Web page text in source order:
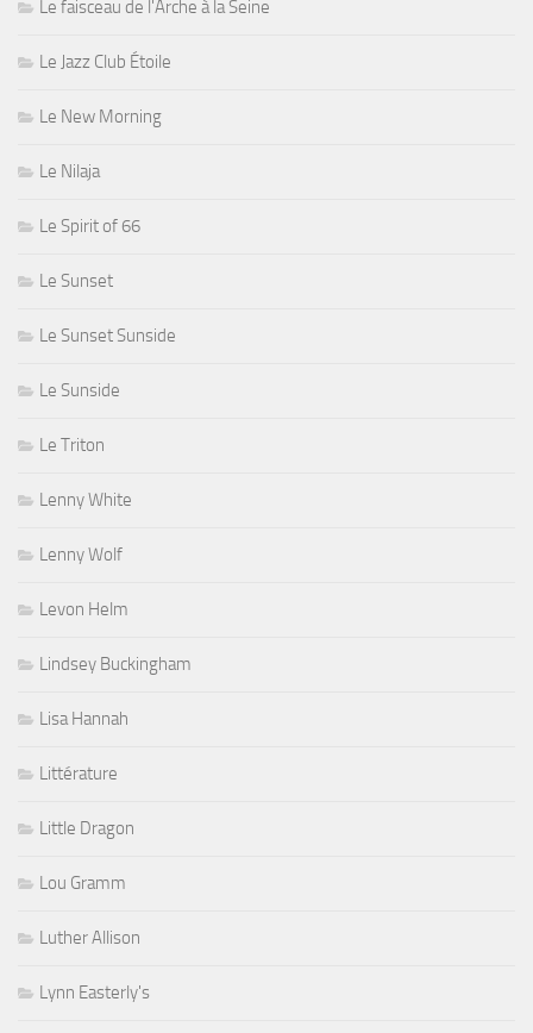
Le faisceau de l'Arche à la Seine
Le Jazz Club Étoile
Le New Morning
Le Nilaja
Le Spirit of 66
Le Sunset
Le Sunset Sunside
Le Sunside
Le Triton
Lenny White
Lenny Wolf
Levon Helm
Lindsey Buckingham
Lisa Hannah
Littérature
Little Dragon
Lou Gramm
Luther Allison
Lynn Easterly's